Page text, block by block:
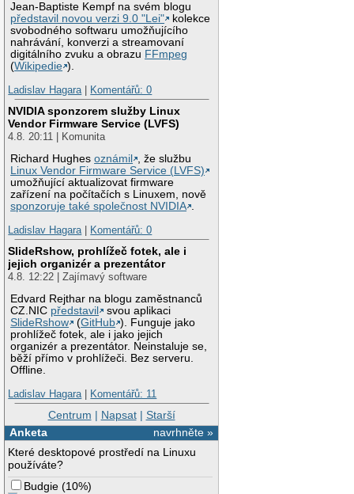
Jean-Baptiste Kempf na svém blogu
představil novou verzi 9.0 "Lei"
kolekce
svobodného softwaru umožňujícího
nahrávání, konverzi a streamovaní
digitálního zvuku a obrazu FFmpeg
(Wikipedie ).
Ladislav Hagara| Komentářů: 0
NVIDIA sponzorem služby Linux
Vendor Firmware Service (LVFS)
4.8. 20:11 | Komunita
Richard Hughesoznámil
, že službu
Linux Vendor Firmware Service (LVFS)
umožňující aktualizovat firmware
zařízení na počítačích s Linuxem, nově
sponzoruje také společnost NVIDIA .
Ladislav Hagara| Komentářů: 0
SlideRshow, prohlížeč fotek, ale i
jejich organizér a prezentátor
4.8. 12:22 | Zajímavý software
Edvard Rejthar na blogu zaměstnanců
CZ.NIC představil
svou aplikaci
SlideRshow
(GitHub ). Funguje jako
prohlížeč fotek, ale i jako jejich
organizér a prezentátor. Neinstaluje se,
běží přímo v prohlížeči. Bez serveru.
Offline.
Ladislav Hagara| Komentářů: 11
Centrum | Napsat| Starší
navrhněte »
Anketa
Které desktopové prostředí na Linuxu
používáte?
Budgie (10%)